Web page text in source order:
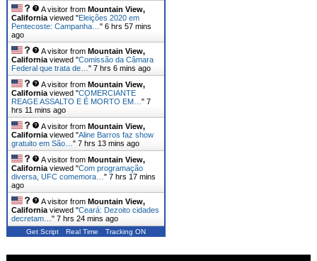
A visitor from Mountain View,
Californiaviewed "Eleições 2020 em
Pentecoste: Campanha… " 6 hrs 57 mins
ago
A visitor from Mountain View,
Californiaviewed "Comissão da Câmara
Federal que trata de… " 7 hrs 6 mins ago
A visitor from Mountain View,
Californiaviewed "COMERCIANTE
REAGE ASSALTO E É MORTO EM… " 7
hrs 11 mins ago
A visitor from Mountain View,
Californiaviewed "Aline Barros faz show
gratuito em São… " 7 hrs 13 mins ago
A visitor from Mountain View,
Californiaviewed "Com programação
diversa, UFC comemora… " 7 hrs 17 mins
ago
A visitor from Mountain View,
Californiaviewed "Ceará: Dezoito cidades
decretam… " 7 hrs 24 mins ago
Get Script Real Time Tracking ON